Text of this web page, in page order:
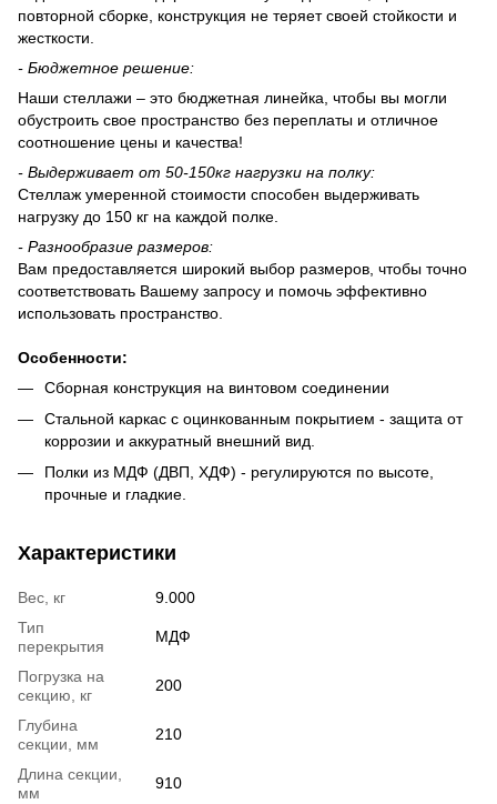
повторной сборке, конструкция не теряет своей стойкости и
жесткости.
- Бюджетное решение:
Наши стеллажи – это бюджетная линейка, чтобы вы могли
обустроить свое пространство без переплаты и отличное
соотношение цены и качества!
- Выдерживает от 50-150кг нагрузки на полку:
Стеллаж умеренной стоимости способен выдерживать
нагрузку до 150 кг на каждой полке.
- Разнообразие размеров:
Вам предоставляется широкий выбор размеров, чтобы точно
соответствовать Вашему запросу и помочь эффективно
использовать пространство.
Особенности:
Сборная конструкция на винтовом соединении
Стальной каркас с оцинкованным покрытием - защита от
коррозии и аккуратный внешний вид.
Полки из МДФ (ДВП, ХДФ) - регулируются по высоте,
прочные и гладкие.
Характеристики
Вес, кг
9.000
Тип
перекрытия
МДФ
Погрузка на
секцию, кг
200
Глубина
секции, мм
210
Длина секции,
мм
910